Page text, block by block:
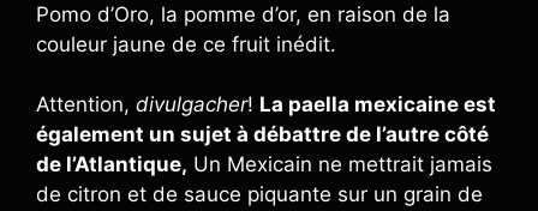
Pomo d’Oro, la pomme d’or, en raison de la
couleur jaune de ce fruit inédit.
Attention, divulgacher! La paella mexicaine est
également un sujet à débattre de l’autre côté
de l’Atlantique, Un Mexicain ne mettrait jamais
de citron et de sauce piquante sur un grain de